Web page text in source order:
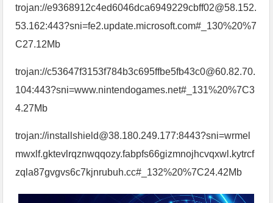
trojan://e9368912c4ed6046dca6949229cbff02@58.152.
53.162:443?sni=fe2.update.microsoft.com#_130%20%7
C27.12Mb
trojan://c53647f3153f784b3c695ffbe5fb43c0@60.82.70.
104:443?sni=www.nintendogames.net#_131%20%7C3
4.27Mb
trojan://installshield@38.180.249.177:8443?sni=wrmel
mwxlf.gktevlrqznwqqozy.fabpfs66gizmnojhcvqxwl.kytrcf
zqla87gvgvs6c7kjnrubuh.cc#_132%20%7C24.42Mb